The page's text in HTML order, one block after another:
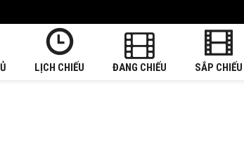
LỊCH CHIẾU ĐANG CHIẾU SẮP CHIẾU